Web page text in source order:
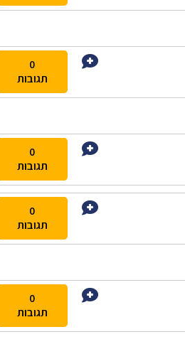
0
תגובות
0
תגובות
0
תגובות
0
תגובות